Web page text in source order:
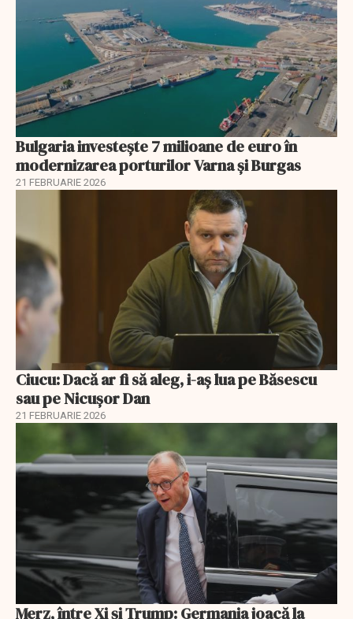
Bulgaria investește 7 milioane de euro în
modernizarea porturilor Varna și Burgas
21 FEBRUARIE 2026
Ciucu: Dacă ar fi să aleg, i-aș lua pe Băsescu
sau pe Nicușor Dan
21 FEBRUARIE 2026
Merz, între Xi și Trump: Germania joacă la